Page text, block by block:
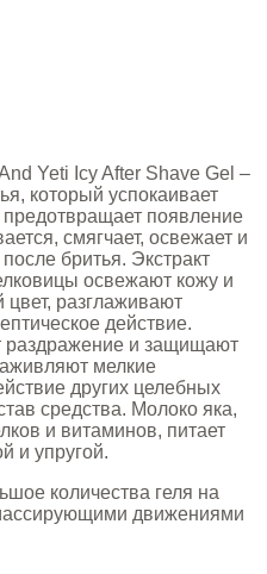
Yeti Icy After Shave Gel –
который успокаивает
предотвращает появление
смягчает, освежает и
бритья. Экстракт
освежают кожу и
разглаживают
действие.
и защищают
мелкие
других целебных
средства. Молоко яка,
и витаминов, питает
и упругой.
количества геля на
движениями